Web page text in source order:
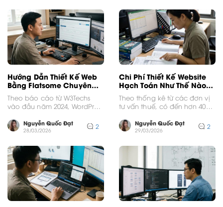
Hướng Dẫn Thiết Kế Web
Bằng Flatsome Chuyên
Nghiệp
Theo báo cáo từ W3Techs
vào đầu năm 2024, WordPress
website toàn...
Nguyễn Quốc Đạt
28/03/2026 2
Chi Phí Thiết Kế Website
Hạch Toán Như Thế Nào
Để Đúng Luật
Theo thống kê từ các đơn vị
tư vấn thuế, có đến hơn 40%
Nguyễn Quốc Đạt
29/03/2026 2